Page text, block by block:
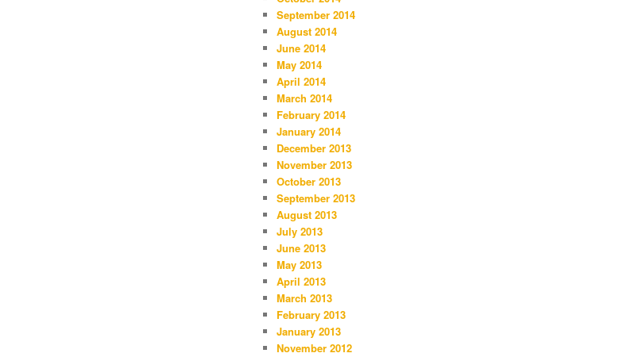
September 2014
August 2014
June 2014
May 2014
April 2014
March 2014
February 2014
January 2014
December 2013
November 2013
October 2013
September 2013
August 2013
July 2013
June 2013
May 2013
April 2013
March 2013
February 2013
January 2013
November 2012